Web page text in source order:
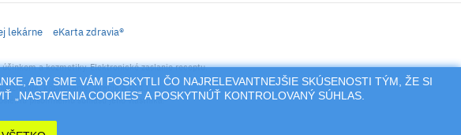
ABY SME VÁM POSKYTLI ČO NAJRELEVANTNEJŠIE SKÚSENOSTI TÝM, ŽE SI
COOKIES“ A POSKYTNÚŤ KONTROLOVANÝ SÚHLAS.
lekárne eKarta zdravia®
a kozmetiky. Elektronické zaslanie receptu.
kopírovanie, šírenie a pod.),
písomnému súhlasu jeho vlastníka.